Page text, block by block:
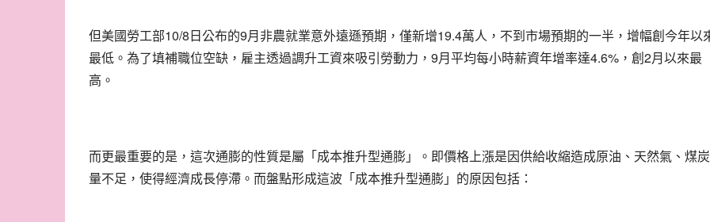
但美國勞工部10/8日公布的9月非農就業意外遠遜預期，僅新增19.4萬人，不到市場預期的一半，增幅創今年以
最低。為了填補職位空缺，雇主透過調升工資來吸引勞動力， 9月平均每小時薪資年增率達4.6% ，創2月以來最
高。
而更最重要的是，這次通膨的性質是屬「成本推升型通膨」。即價格上漲是因供給收縮造成原油、天然氣、煤
量不足，使得經濟成長停滯。而盤點形成這波「成本推升型通膨」的原因包括：